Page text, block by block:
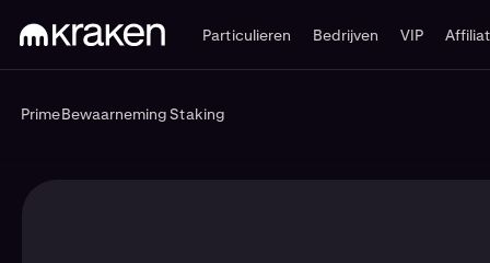
Particulieren Bedrijven VIP
PrimeBewaarnemingStaking